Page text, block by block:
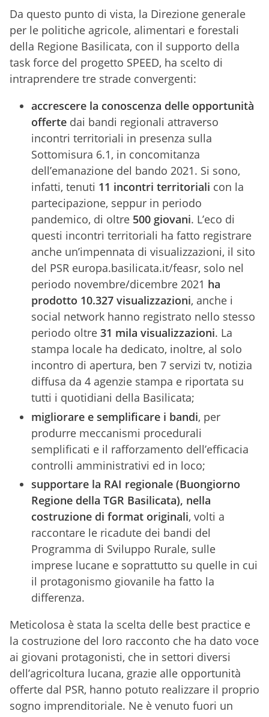
Da questo punto di vista, la Direzione generale
per le politiche agricole, alimentari e forestali
della Regione Basilicata, con il supporto della
task force del progetto SPEED, ha scelto di
intraprendere tre strade convergenti:
accrescere la conoscenza delle opportunità
offerte dai bandi regionali attraverso
incontri territoriali in presenza sulla
Sottomisura 6.1, in concomitanza
dell’emanazione del bando 2021. Si sono,
infatti, tenuti 11 incontri territoriali con la
partecipazione, seppur in periodo
pandemico, di oltre 500 giovani. L’eco di
questi incontri territoriali ha fatto registrare
anche un’impennata di visualizzazioni, il sito
del PSR europa.basilicata.it/feasr, solo nel
periodo novembre/dicembre 2021 ha
prodotto 10.327 visualizzazioni, anche i
social network hanno registrato nello stesso
periodo oltre 31 mila visualizzazioni. La
stampa locale ha dedicato, inoltre, al solo
incontro di apertura, ben 7 servizi tv, notizia
diffusa da 4 agenzie stampa e riportata su
tutti i quotidiani della Basilicata;
migliorare e semplificare i bandi, per
produrre meccanismi procedurali
semplificati e il rafforzamento dell’efficacia
controlli amministrativi ed in loco;
supportare la RAI regionale (Buongiorno
Regione della TGR Basilicata), nella
costruzione di format originali, volti a
raccontare le ricadute dei bandi del
Programma di Sviluppo Rurale, sulle
imprese lucane e soprattutto su quelle in cui
il protagonismo giovanile ha fatto la
differenza.
Meticolosa è stata la scelta delle best practice e
la costruzione del loro racconto che ha dato voce
ai giovani protagonisti, che in settori diversi
dell’agricoltura lucana, grazie alle opportunità
offerte dal PSR, hanno potuto realizzare il proprio
sogno imprenditoriale. Ne è venuto fuori un